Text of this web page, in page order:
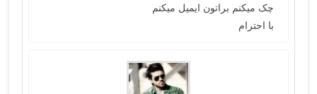
چک میکنم براتون ایمیل میکنم
با احترام